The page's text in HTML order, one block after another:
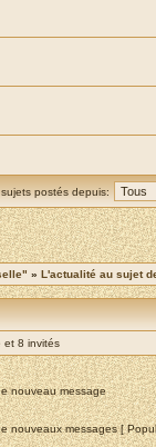
postés depuis:
» L'actualité au sujet
et 8 invités
nouveau message
nouveaux messages [